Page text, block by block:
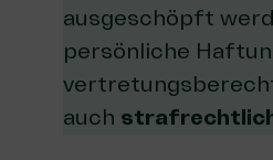
ausgeschöpft
persönliche
auch